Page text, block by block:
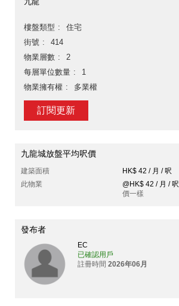
樓盤類型
住宅
街號
414
物業層數
2
每層單位數量
1
物業擁有權
多業權
訂閱更新
九龍城放盤平均呎價
建築面積
HK$ 42 / 月 / 呎
此物業
@HK$ 42 / 月 / 呎
價一樣
發布者
EC
已確認用戶
註冊時間 2026年06月